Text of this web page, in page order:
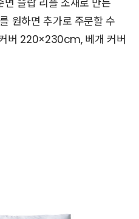
슬랍 리플 소재로 만든
원하면 추가로 주문할 수
버 220×230cm, 베개 커버